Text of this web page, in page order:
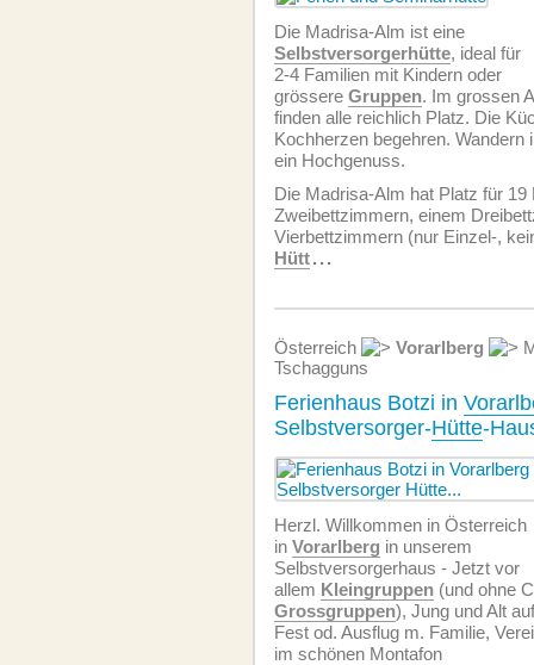
Die Madrisa-Alm ist eine
Selbstversorgerhütte, ideal für
2-4 Familien mit Kindern oder
grössere Gruppen. Im grossen
finden alle reichlich Platz. Die
Kochherzen begehren. Wandern
ein Hochgenuss.
Die Madrisa-Alm hat Platz für 19
Zweibettzimmern, einem
Vierbettzimmern (nur Einzel-,
Hütt...
Österreich Vorarlberg
Tschagguns
Ferienhaus Botzi in
Selbstversorger-Hütte-
Herzl. Willkommen in Österreich
in Vorarlberg in unserem
Selbstversorgerhaus - Jetzt vor
allem Kleingruppen (und ohne
Grossgruppen), Jung und Alt
Fest od. Ausflug m. Familie,
im schönen Montafon